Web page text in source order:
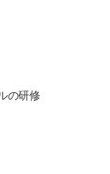
の研修